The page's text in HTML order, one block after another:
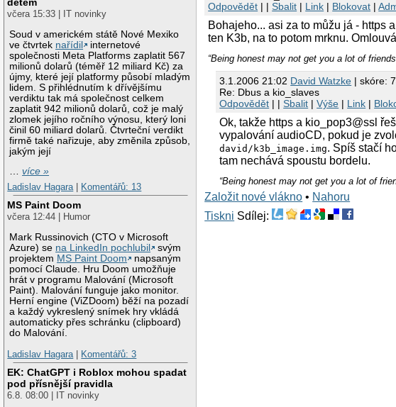
včera 15:33 | IT novinky
Soud v americkém státě Nové Mexiko
ve čtvrtek nařídil
internetové
společnosti Meta Platforms zaplatit 567
milionů dolarů (téměř 12 miliard Kč) za
újmy, které její platformy působí mladým
lidem. S přihlédnutím k dřívějšímu
verdiktu tak má společnost celkem
zaplatit 942 milionů dolarů, což je malý
zlomek jejího ročního výnosu, který loni
činil 60 miliard dolarů. Čtvrteční verdikt
firmě také nařizuje, aby změnila způsob,
jakým její
…více »
Ladislav Hagara
Komentářů: 13
MS Paint Doom
včera 12:44 | Humor
Mark Russinovich (CTO v Microsoft
Azure) se na LinkedIn pochlubil
svým
projektem MS Paint Doom
napsaným
pomocí Claude. Hru Doom umožňuje
hrát v programu Malování (Microsoft
Paint). Malování funguje jako monitor.
Herní engine (ViZDoom) běží na pozadí
a každý vykreslený snímek hry vkládá
automaticky přes schránku (clipboard)
do Malování.
Ladislav Hagara
Komentářů: 3
EK: ChatGPT i Roblox mohou spadat
pod přísnější pravidla
6.8. 08:00 | IT novinky
Odpovědět | |Sbalit | Link | Blokovat |
Bohajeho... asi za to můžu já - https
ten K3b, na to potom mrknu.
“Being honest may not get you a lot of
3.1.2006 21:02 David Watzke | skóre:
Re: Dbus a kio_slaves
Odpovědět | |Sbalit |Výše | Link |
Ok, takže https a kio_pop3@ssl
vypalování audioCD, pokud je
david/k3b_image.img. Spíš stačí
tam nechává spoustu bordelu.
“Being honest may not get you a lot of
Založit nové vlákno • Nahoru
Tiskni Sdílej: